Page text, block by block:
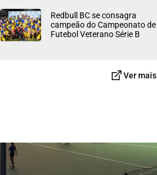
Redbull BC se consagra
campeão do Campeonato de
Futebol Veterano Série B
Ver mais